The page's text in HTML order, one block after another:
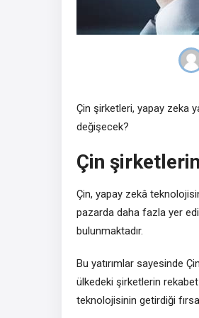
Çin şirketleri, yapay zeka
değişecek?
Çin
Çin, yapay zekâ
pazarda daha fazla yer
bulunmaktadır.
Bu yatırımlar sayesinde
ülkedeki şirketlerin
teknolojisinin getirdiği